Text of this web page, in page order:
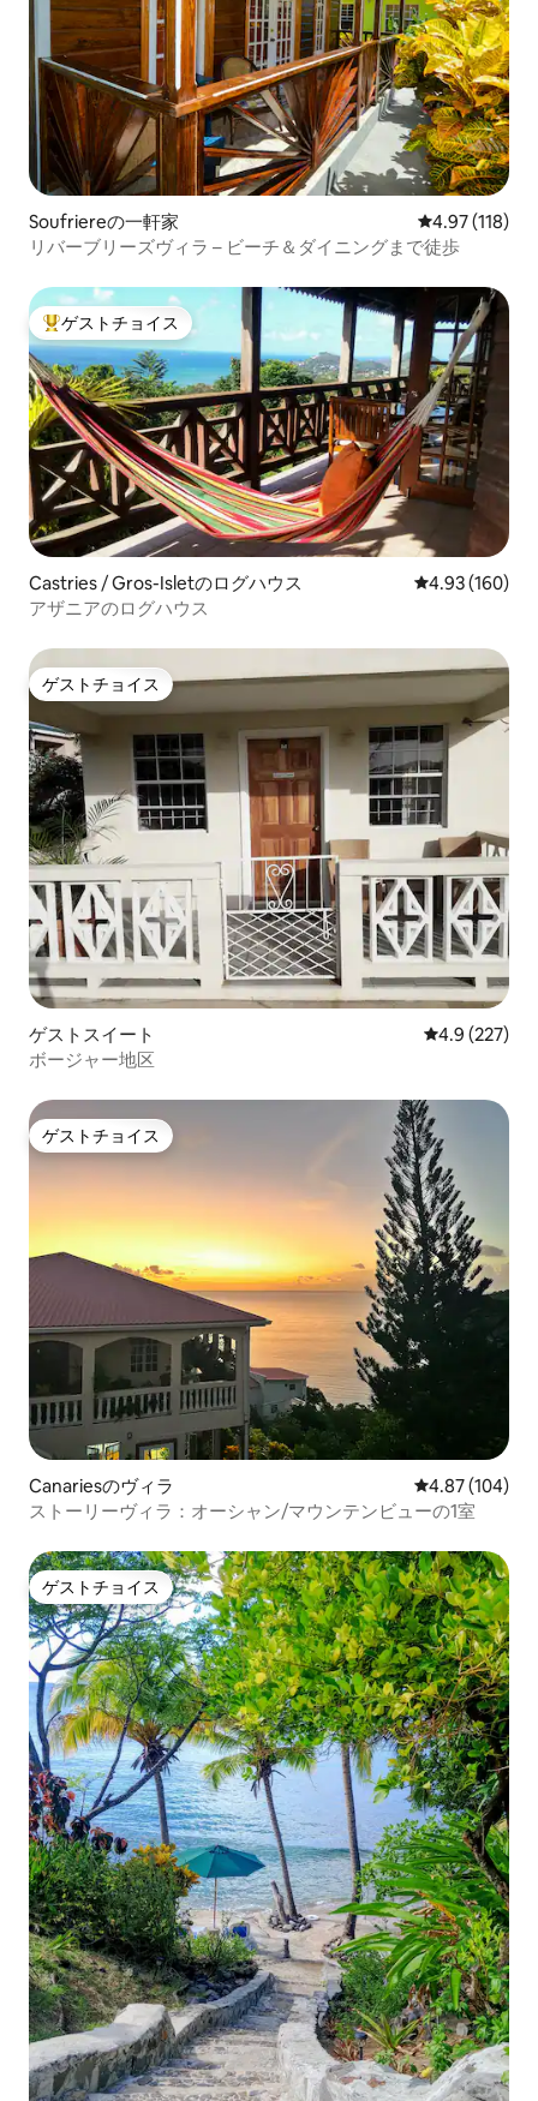
Soufriereの一軒家 レビュー118
4.97 (118)
リバーブリーズヴィラ – ビーチ＆ダイニングまで徒歩
大好評のゲストチョイスです。
ゲストチョイス
Castries / Gros-Isletのログハウス レビュー160
4.93 (160)
アザニアのログハウス
ゲストチョイス
ゲストチョイス
ゲストスイート レビュー227
4.9 (227)
ボージャー地区
ゲストチョイス
ゲストチョイス
Canariesのヴィラ レビュー104
4.87 (104)
ストーリーヴィラ：オーシャン/マウンテンビューの1室
ゲストチョイス
ゲストチョイス